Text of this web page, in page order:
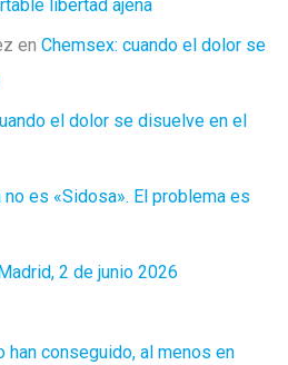
libertad ajena
en Chemsex: cuando el dolor se
el dolor se disuelve en el
no es «Sidosa». El problema es
2 de junio 2026
han conseguido, al menos en